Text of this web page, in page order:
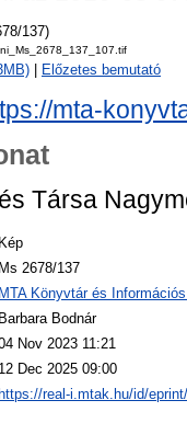
137)
Előzetes bemutató
mta-
Társa
Kép
Ms 2678/137
MTA Könyvtár és
Barbara Bodnár
Nov 2023 11:21
12 Dec 2025 09:00
https://real-i.mtak.hu/id/